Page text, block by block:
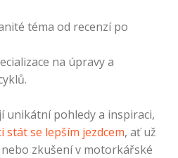
téma od recenzí po
na úpravy a
unikátní pohledy a inspiraci,
se lepším jezdcem, ať už
zkušení v motorkářské